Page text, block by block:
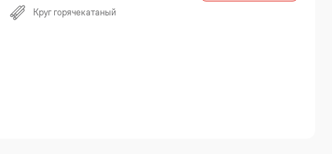
Круг горячекатаный